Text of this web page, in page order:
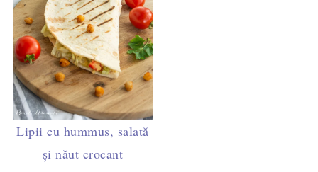
Lipii cu hummus, salată
și năut crocant